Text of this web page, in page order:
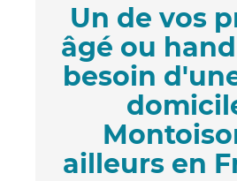
Un de vos
âgé ou
besoin
ailleurs en